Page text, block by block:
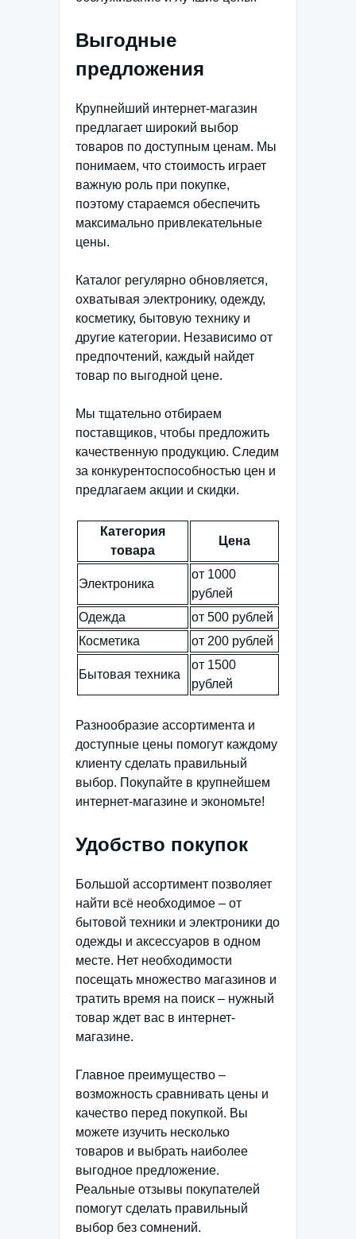
Выгодные
предложения
Крупнейший интернет-магазин
предлагает широкий выбор
товаров по доступным ценам. Мы
понимаем, что стоимость играет
важную роль при покупке,
поэтому стараемся обеспечить
максимально привлекательные
цены.
Каталог регулярно обновляется,
охватывая электронику, одежду,
косметику, бытовую технику и
другие категории. Независимо от
предпочтений, каждый найдет
товар по выгодной цене.
Мы тщательно отбираем
поставщиков, чтобы предложить
качественную продукцию. Следим
за конкурентоспособностью цен и
предлагаем акции и скидки.
Категория
товара
Цена
Электроника
от 1000
рублей
Одежда
от 500 рублей
Косметика
от 200 рублей
Бытовая техника
от 1500
рублей
Разнообразие ассортимента и
доступные цены помогут каждому
клиенту сделать правильный
выбор. Покупайте в крупнейшем
интернет-магазине и экономьте!
Удобство покупок
Большой ассортимент позволяет
найти всё необходимое – от
бытовой техники и электроники до
одежды и аксессуаров в одном
месте. Нет необходимости
посещать множество магазинов и
тратить время на поиск – нужный
товар ждет вас в интернет-
магазине.
Главное преимущество –
возможность сравнивать цены и
качество перед покупкой. Вы
можете изучить несколько
товаров и выбрать наиболее
выгодное предложение.
Реальные отзывы покупателей
помогут сделать правильный
выбор без сомнений.